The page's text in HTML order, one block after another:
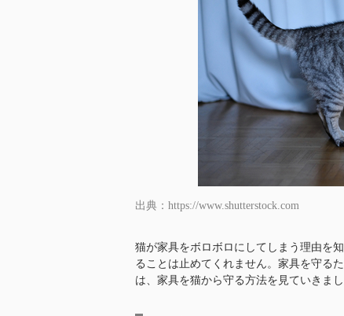
出典：https://www.shutterstock.com
猫が家具をボロボロにしてしまう理由を
ることは止めてくれません。家具を守る
は、家具を猫から守る方法を見ていきまし